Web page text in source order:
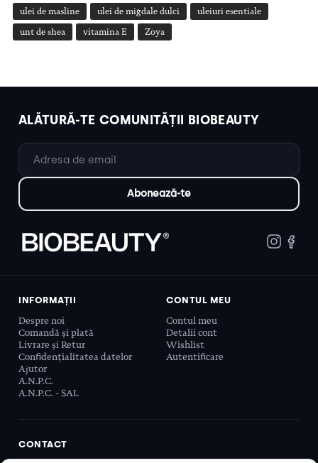
ulei de masline ulei de migdale dulci uleiuri esentiale
unt de shea vitamina E Zoya
ALĂTURĂ-TE COMUNITĂȚII BIOBEAUTY
INFORMAȚII
Despre noi
Comandă și plată
Livrare și Retur
Confidențialitatea datelor
Ajutor
A.N.P.C.
A.N.P.C. - SAL
CONTUL MEU
Contul meu
Detalii cont
Wishlist
Autentificare
CONTACT